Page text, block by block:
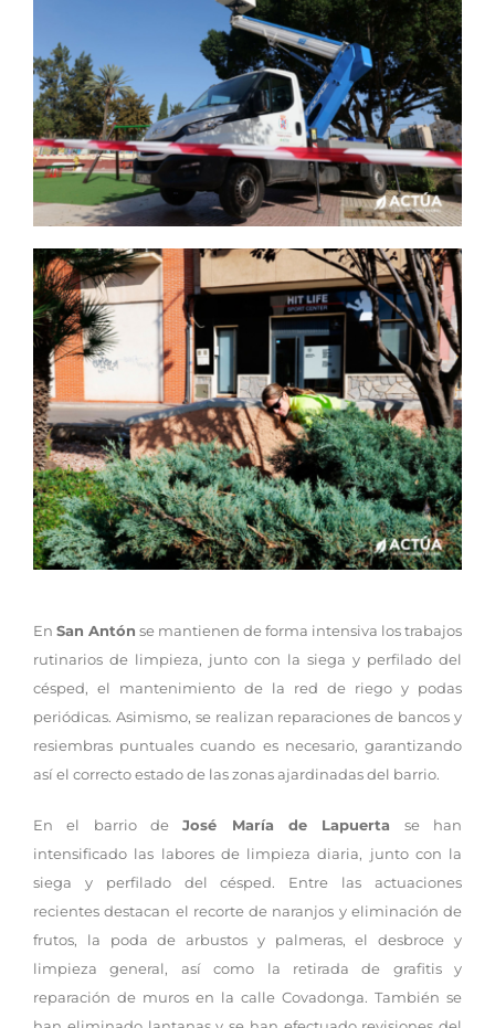
En San Antón se mantienen de forma intensiva los trabajos
rutinarios de limpieza, junto con la siega y perfilado del
césped, el mantenimiento de la red de riego y podas
periódicas. Asimismo, se realizan reparaciones de bancos y
resiembras puntuales cuando es necesario, garantizando
así el correcto estado de las zonas ajardinadas del barrio.
En el barrio deJosé María de Lapuerta se han
intensificado las labores de limpieza diaria, junto con la
siega y perfilado del césped. Entre las actuaciones
recientes destacan el recorte de naranjos y eliminación de
frutos, la poda de arbustos y palmeras, el desbroce y
limpieza general, así como la retirada de grafitis y
reparación de muros en la calle Covadonga. También se